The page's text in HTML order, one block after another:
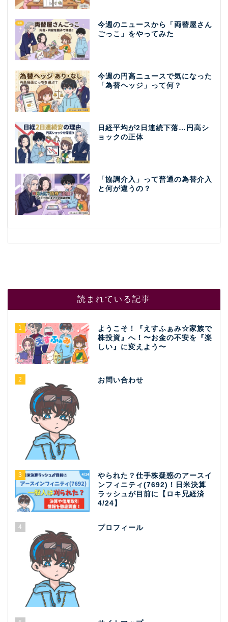
今週のニュースから「両替屋さん
ごっこ」をやってみた
今週の円高ニュースで気になった
「為替ヘッジ」って何？
日経平均が2日連続下落…円高シ
ョックの正体
「協調介入」って普通の為替介入
と何が違うの？
読まれている記事
1
ようこそ！『えすふぁみ☆家族で
株投資』へ！〜お金の不安を『楽
しい』に変えよう〜
2 お問い合わせ
3
やられた？仕手株疑惑のアースイ
ンフィニティ(7692)！日米決算
ラッシュが目前に【ロキ兄経済
4/24】
4 プロフィール